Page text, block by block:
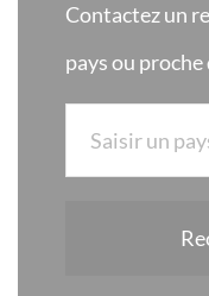
Contactez un
pays ou proche